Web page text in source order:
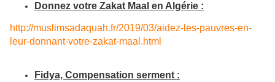
Donnez votre Zakat Maal en Algérie :
http://muslimsadaquah.fr/2019/03/aidez-les-pauvres-en-
leur-donnant-votre-zakat-maal.html
Fidya, Compensation serment :